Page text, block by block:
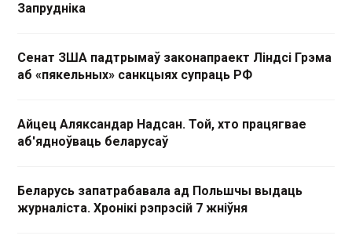
Запрудніка
Сенат ЗША падтрымаў законапраект Ліндсі Грэма
аб «пякельных» санкцыях супраць РФ
Айцец Аляксандар Надсан. Той, хто працягвае
аб'ядноўваць беларусаў
Беларусь запатрабавала ад Польшчы выдаць
журналіста. Хронікі рэпрэсій 7 жніўня